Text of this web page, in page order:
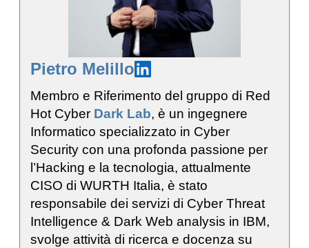
Pietro Melillo
Membro e Riferimento del gruppo di Red
Hot Cyber Dark Lab, è un ingegnere
Informatico specializzato in Cyber
Security con una profonda passione per
l’Hacking e la tecnologia, attualmente
CISO di WURTH Italia, è stato
responsabile dei servizi di Cyber Threat
Intelligence & Dark Web analysis in IBM,
svolge attività di ricerca e docenza su